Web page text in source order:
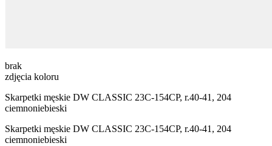
brak
zdjęcia koloru
Skarpetki męskie DW CLASSIC 23С-154СP, r.40-41, 204
ciemnoniebieski
Skarpetki męskie DW CLASSIC 23С-154СP, r.40-41, 204
ciemnoniebieski